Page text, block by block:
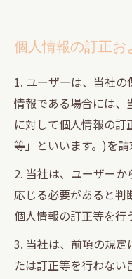
個人情報の訂正お
1. ユーザーは、当社
情報である場合には、
に対して個人情報の
等」といいます。)を請
2. 当社は、ユーザー
応じる必要があると判
個人情報の訂正等を行
3. 当社は、前項の規
たは訂正等を行わない